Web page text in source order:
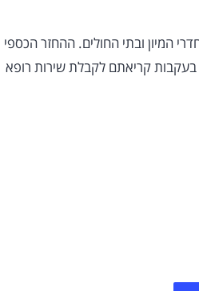
המיון ובתי החולים. ההחזר הכספי
בעקבות קריאתם לקבלת שירות רופא